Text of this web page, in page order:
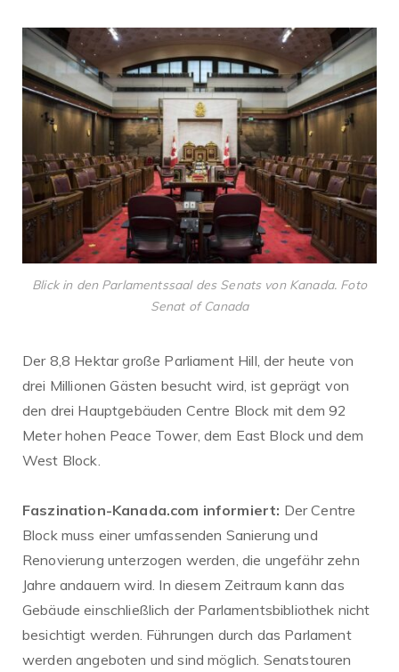
Blick in den Parlamentssaal des Senats von Kanada. Foto
Senat of Canada
Der 8,8 Hektar große Parliament Hill, der heute von
drei Millionen Gästen besucht wird, ist geprägt von
den drei Hauptgebäuden Centre Block mit dem 92
Meter hohen Peace Tower, dem East Block und dem
West Block.
Faszination-Kanada.com informiert: Der Centre
Block muss einer umfassenden Sanierung und
Renovierung unterzogen werden, die ungefähr zehn
Jahre andauern wird. In diesem Zeitraum kann das
Gebäude einschließlich der Parlamentsbibliothek nicht
besichtigt werden. Führungen durch das Parlament
werden angeboten und sind möglich. Senatstouren